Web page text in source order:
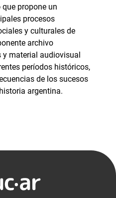
que propone un
procesos
y culturales de
archivo
material audiovisual
períodos históricos,
de los sucesos
argentina.